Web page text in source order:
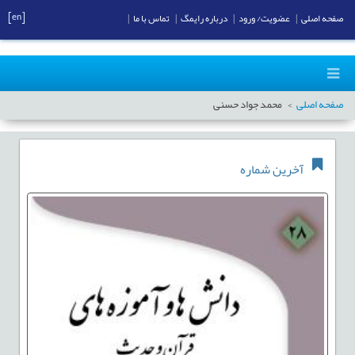
صفحه اصلی محمد جواد حسنی
آخرین شماره
صفحه اصلی عضویت/ ورود درباره رایمگ تماس با ما